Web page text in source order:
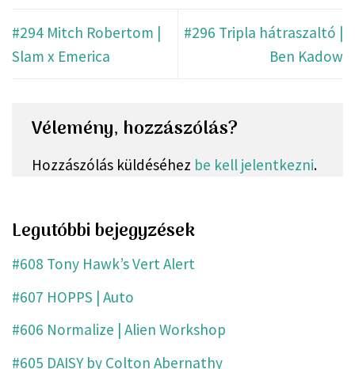
#294 Mitch Robertom |
Slam x Emerica
#296 Tripla hátraszaltó |
Ben Kadow
Vélemény, hozzászólás?
Hozzászólás küldéséhez be kell jelentkezni.
Legutóbbi bejegyzések
#608 Tony Hawk’s Vert Alert
#607 HOPPS | Auto
#606 Normalize | Alien Workshop
#605 DAISY by Colton Abernathy